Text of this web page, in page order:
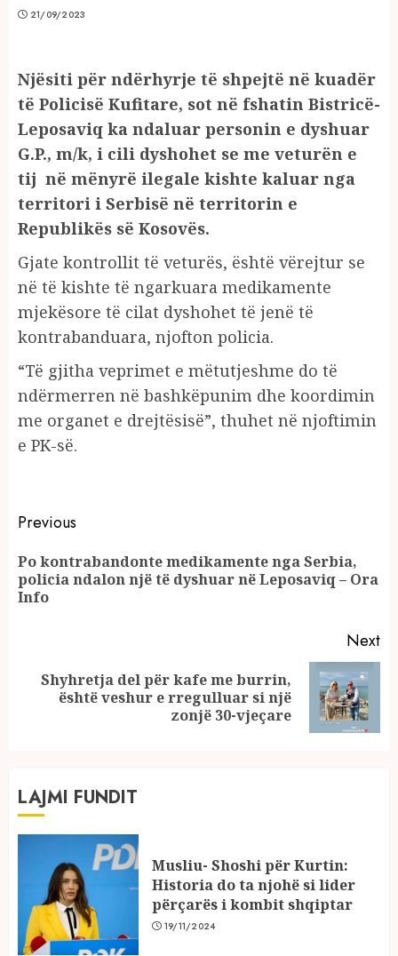
21/09/2023
Njësiti për ndërhyrje të shpejtë në kuadër
të Policisë Kufitare, sot në fshatin Bistricë-
Leposaviq ka ndaluar personin e dyshuar
G.P., m/k, i cili dyshohet se me veturën e
tij në mënyrë ilegale kishte kaluar nga
territori i Serbisë në territorin e
Republikës së Kosovës.
Gjate kontrollit të veturës, është vërejtur se
në të kishte të ngarkuara medikamente
mjekësore të cilat dyshohet të jenë të
kontrabanduara, njofton policia.
“Të gjitha veprimet e mëtutjeshme do të
ndërmerren në bashkëpunim dhe koordimin
me organet e drejtësisë”, thuhet në njoftimin
e PK-së.
Continue
Reading
Previous
Po kontrabandonte medikamente nga Serbia,
policia ndalon një të dyshuar në Leposaviq – Ora
Info
Next
Next
Shyhretja del për kafe me burrin,
është veshur e rregulluar si një
zonjë 30-vjeçare
LAJMI FUNDIT
Musliu- Shoshi për Kurtin:
Historia do ta njohë si lider
përçarës i kombit shqiptar
19/11/2024